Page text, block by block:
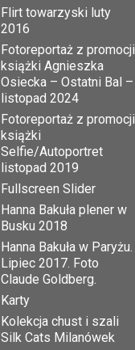
Flirt towarzyski luty
2016
Fotoreportaż z promocji
książki Agnieszka
Osiecka – Ostatni Bal –
listopad 2024
Fotoreportaż z promocji
książki
Selfie/Autoportret
listopad 2019
Fullscreen Slider
Hanna Bakuła plener w
Busku 2018
Hanna Bakuła w Paryżu.
Lipiec 2017. Foto
Claude Goldberg.
Karty
Kolekcja chust i szali
Silk Cats Milanówek